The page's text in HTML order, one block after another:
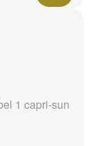
1 capri-sun